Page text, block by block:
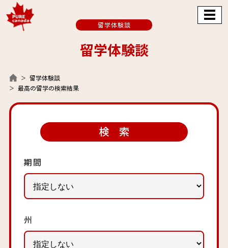
留学体験談
留学体験談
最高の留学の検索結果
留学体験談
検 索
期間
州